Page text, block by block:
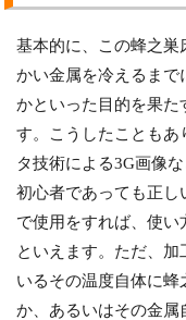
基本的に、この蜂之巣
かい金属を冷えるまで
かといった目的を果
す。こうしたこともあ
タ技術による3G画像
初心者であっても正し
で使用をすれば、使
といえます。ただ、
いるその温度自体に蜂
か、あるいはその金属